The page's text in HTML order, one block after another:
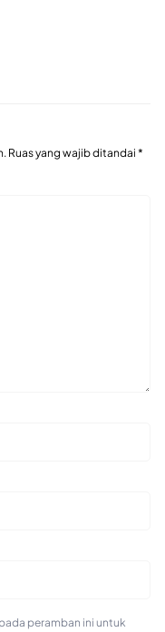
Ruas yang wajib ditandai *
peramban ini untuk